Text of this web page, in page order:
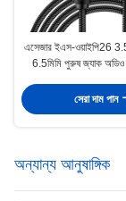
এসেজার ইএস-ওয়াইপি26
6.5মিমি পুরুষ জ্যাক অডিও
সেরা দাম পান
অন্যান্য আনুষাঙ্গিক